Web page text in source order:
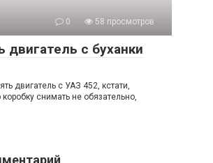
0 58 просмотров
двигатель с буханки
двигатель с УАЗ 452, кстати,
коробку снимать не обязательно,